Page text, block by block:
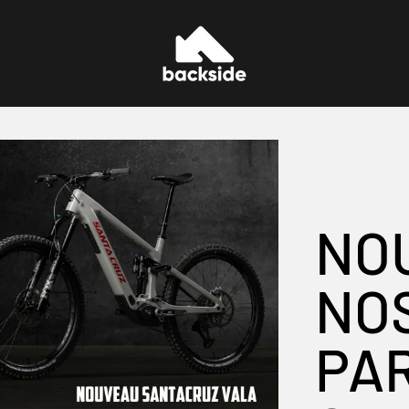
Backside Verbier